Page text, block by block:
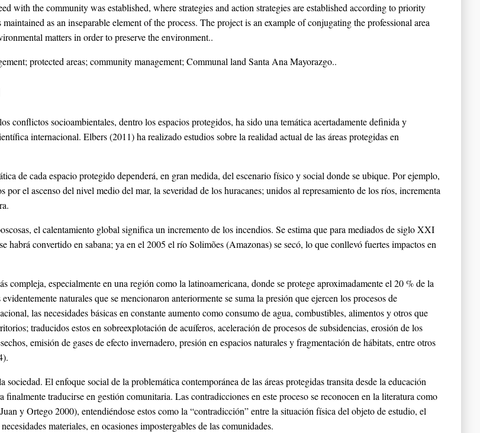
with the community was established, where strategies and action strategies are established according to priority
as an inseparable element of the process. The project is an example of conjugating the professional area
matters in order to preserve the environment..
protected areas; community management; Communal land Santa Ana Mayorazgo..
conflictos socioambientales, dentro los espacios protegidos, ha sido una temática acertadamente definida y
internacional. Elbers (2011) ha realizado estudios sobre la realidad actual de las áreas protegidas en
de cada espacio protegido dependerá, en gran medida, del escenario físico y social donde se ubique. Por ejemplo,
por el ascenso del nivel medio del mar, la severidad de los huracanes; unidos al represamiento de los ríos, incrementa
el calentamiento global significa un incremento de los incendios. Se estima que para mediados de siglo XXI
habrá convertido en sabana; ya en el 2005 el río Solimões (Amazonas) se secó, lo que conllevó fuertes impactos en
compleja, especialmente en una región como la latinoamericana, donde se protege aproximadamente el 20 % de la
naturales que se mencionaron anteriormente se suma la presión que ejercen los procesos de
las necesidades básicas en constante aumento como consumo de agua, combustibles, alimentos y otros que
traducidos estos en sobreexplotación de acuíferos, aceleración de procesos de subsidencias, erosión de los
emisión de gases de efecto invernadero, presión en espacios naturales y fragmentación de hábitats, entre otros
sociedad. El enfoque social de la problemática contemporánea de las áreas protegidas transita desde la educación
finalmente traducirse en gestión comunitaria. Las contradicciones en este proceso se reconocen en la literatura como
y Ortego 2000), entendiéndose estos como la “contradicción” entre la situación física del objeto de estudio, el
materiales, en ocasiones impostergables de las comunidades.